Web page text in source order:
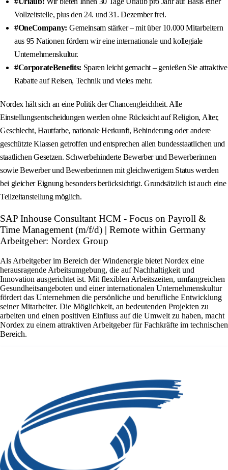
Vollzeitstelle, plus den 24. und 31. Dezember frei.
#OneCompany: Gemeinsam stärker – mit über 10.000 Mitarbeitern
aus 95 Nationen fördern wir eine internationale und kollegiale
Unternehmenskultur.
#CorporateBenefits: Sparen leicht gemacht – genießen Sie attraktive
Rabatte auf Reisen, Technik und vieles mehr.
Nordex hält sich an eine Politik der Chancengleichheit. Alle
Einstellungsentscheidungen werden ohne Rücksicht auf Religion, Alter,
Geschlecht, Hautfarbe, nationale Herkunft, Behinderung oder andere
geschützte Klassen getroffen und entsprechen allen bundesstaatlichen und
staatlichen Gesetzen. Schwerbehinderte Bewerber und Bewerberinnen
sowie Bewerber und Bewerberinnen mit gleichwertigem Status werden
bei gleicher Eignung besonders berücksichtigt. Grundsätzlich ist auch eine
Teilzeitanstellung möglich.
SAP Inhouse Consultant HCM - Focus on Payroll &
Time Management (m/f/d) | Remote within Germany
Arbeitgeber: Nordex Group
Als Arbeitgeber im Bereich der Windenergie bietet Nordex eine
herausragende Arbeitsumgebung, die auf Nachhaltigkeit und
Innovation ausgerichtet ist. Mit flexiblen Arbeitszeiten, umfangreichen
Gesundheitsangeboten und einer internationalen Unternehmenskultur
fördert das Unternehmen die persönliche und berufliche Entwicklung
seiner Mitarbeiter. Die Möglichkeit, an bedeutenden Projekten zu
arbeiten und einen positiven Einfluss auf die Umwelt zu haben, macht
Nordex zu einem attraktiven Arbeitgeber für Fachkräfte im technischen
Bereich.